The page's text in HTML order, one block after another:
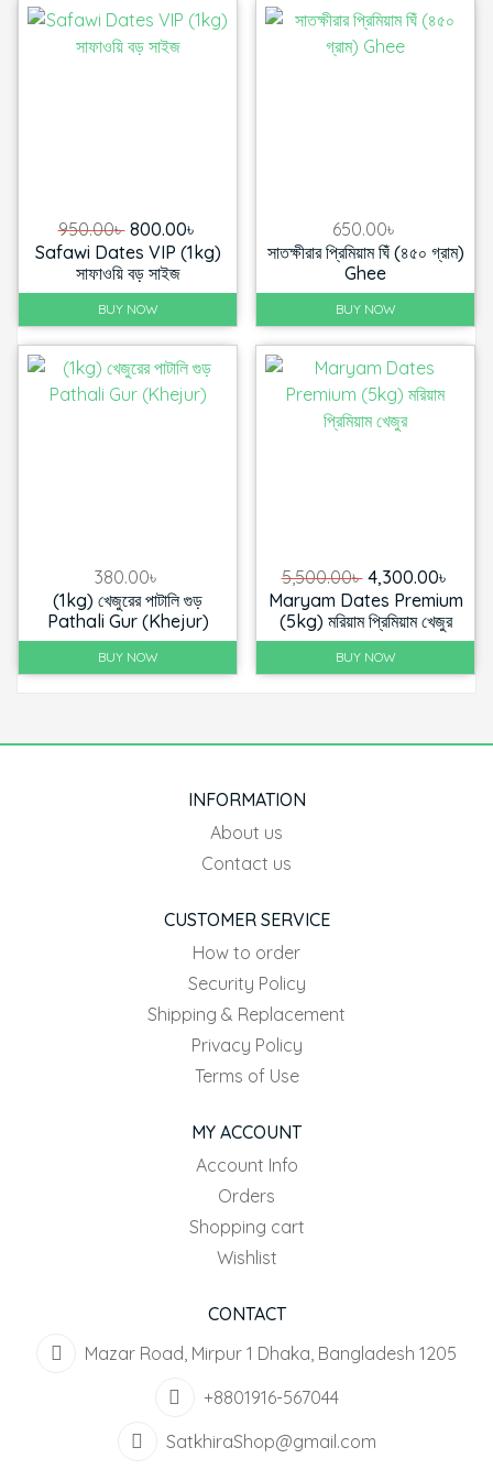
950.00৳ Original
price
was:
950.00৳ .
800.00৳
price
Safawi Dates VIP (1kg)
সাফাওয়ি বড় সাইজ
BUY NOW
650.00৳
সাতক্ষীরার প্রিমিয়াম ঘিঁ (৪৫০ গ্রাম)
Ghee
BUY NOW
380.00৳
(1kg) খেজুরের পাটালি গুড়
Pathali Gur (Khejur)
BUY NOW
5,500.00৳ Original
price
was:
5,500.00৳ .
4,300.00৳
price
is:
Maryam Dates Premium
(5kg) মরিয়াম প্রিমিয়াম খেজুর
BUY NOW
INFORMATION
About us
Contact us
CUSTOMER SERVICE
How to order
Security Policy
Shipping & Replacement
Privacy Policy
Terms of Use
MY ACCOUNT
Account Info
Orders
Shopping cart
Wishlist
CONTACT
Mazar Road, Mirpur 1 Dhaka, Bangladesh 1205
+8801916-567044
SatkhiraShop@gmail.com